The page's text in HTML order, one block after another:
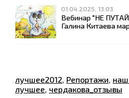
01.04.2025, 13:03
Вебинар "НЕ
Галина Китаева
лучшее2012, Репортажи,
лучшее, чердакова_отзывы